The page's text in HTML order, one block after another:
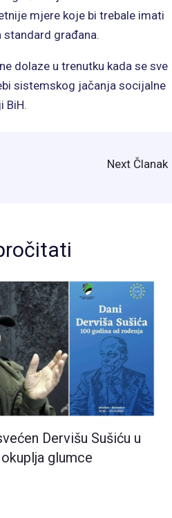
mjere koje bi trebale imati
građana.
dolaze u trenutku kada se sve
sistemskog jačanja socijalne
BiH.
Next Članak
Dervišu Sušiću u
glumce